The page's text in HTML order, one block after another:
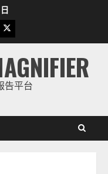
Twitter
告平台